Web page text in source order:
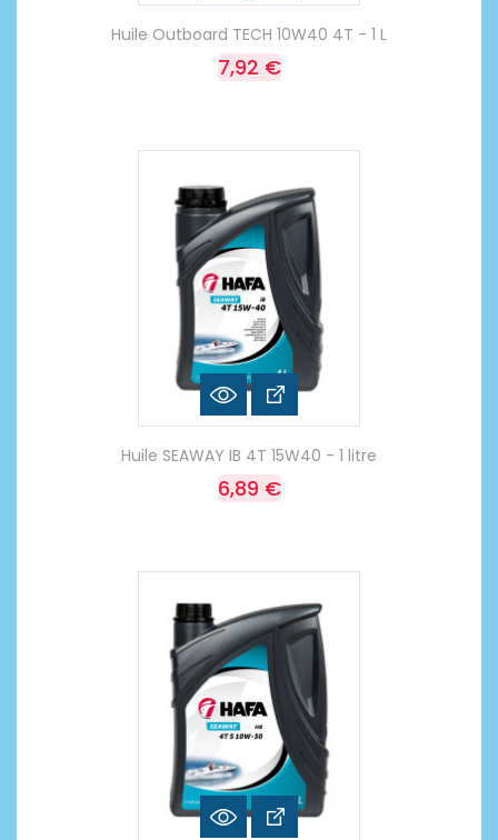
Huile Outboard TECH 10W40 4T - 1 L
7,92 €
Huile SEAWAY IB 4T 15W40 - 1 litre
6,89 €